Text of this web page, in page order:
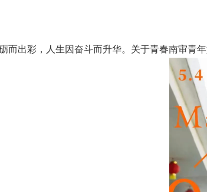
而出彩，人生因奋斗而升华。关于青春南审青